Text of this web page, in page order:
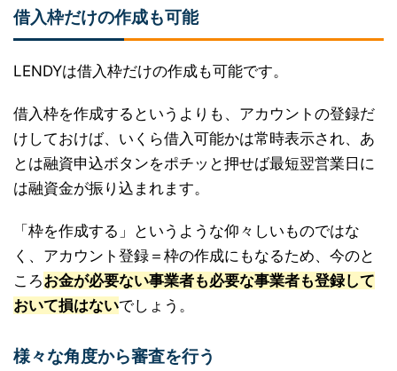
借入枠だけの作成も可能
LENDYは借入枠だけの作成も可能です。
借入枠を作成するというよりも、アカウントの登録だ
けしておけば、いくら借入可能かは常時表示され、あ
とは融資申込ボタンをポチッと押せば最短翌営業日に
は融資金が振り込まれます。
「枠を作成する」というような仰々しいものではな
く、アカウント登録＝枠の作成にもなるため、今のと
ころお金が必要ない事業者も必要な事業者も登録して
おいて損はないでしょう。
様々な角度から審査を行う